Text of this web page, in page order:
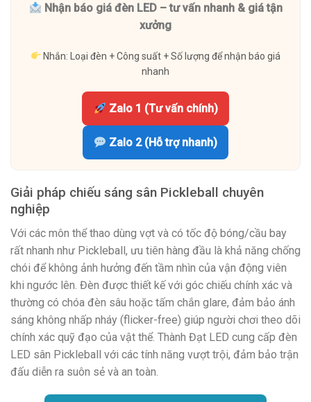
Nhận báo giá đèn LED – tư vấn nhanh & giá tận
xưởng
Nhắn: Loại đèn + Công suất + Số lượng để nhận báo giá
nhanh
Zalo 1 (Tư vấn chính)
Zalo 2 (Hỗ trợ nhanh)
Giải pháp chiếu sáng sân Pickleball chuyên
nghiệp
Với các môn thể thao dùng vợt và có tốc độ bóng/cầu bay
rất nhanh như Pickleball, ưu tiên hàng đầu là khả năng chống
chói để không ảnh hưởng đến tầm nhìn của vận động viên
khi ngước lên. Đèn được thiết kế với góc chiếu chính xác và
thường có chóa đèn sâu hoặc tấm chắn glare, đảm bảo ánh
sáng không nhấp nháy (flicker-free) giúp người chơi theo dõi
chính xác quỹ đạo của vật thể. Thành Đạt LED cung cấp đèn
LED sân Pickleball với các tính năng vượt trội, đảm bảo trận
đấu diễn ra suôn sẻ và an toàn.